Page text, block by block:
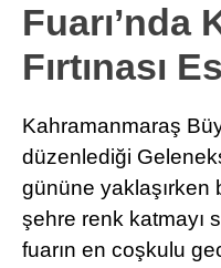
GÜNDEM
3. SAYFA
SAĞLIK
EĞİTİM
KÜLTÜR SANAT
Fuarı’nda
Fırtınası
Kahramanmaraş
düzenlediği
gününe yaklaşırken
şehre renk katmayı
fuarın en coşkulu